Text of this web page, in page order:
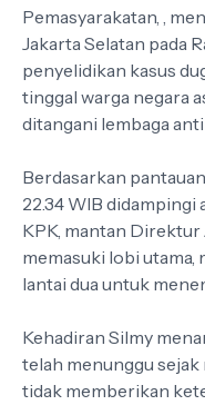
Pemasyarakatan, ,
Jakarta Selatan pada
penyelidikan kasus
tinggal warga negara
ditangani lembaga
Berdasarkan
22.34 WIB didampingi
KPK, mantan
memasuki lobi utama,
lantai dua untuk
Kehadiran Silmy
telah menunggu sejak
tidak memberikan